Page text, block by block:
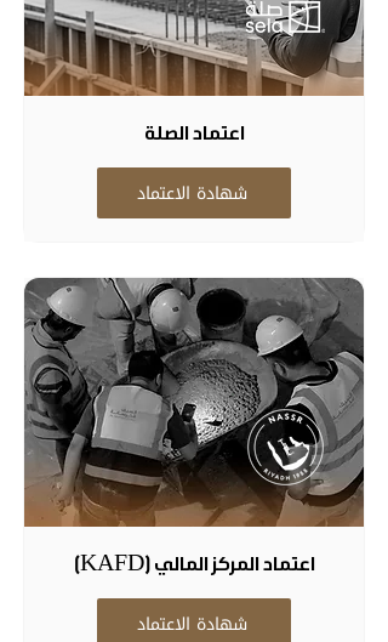
اعتماد الصلة
شهادة الاعتماد
اعتماد المركز المالي (KAFD)
شهادة الاعتماد